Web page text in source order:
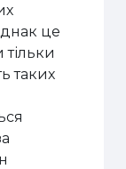
це
тільки
таких